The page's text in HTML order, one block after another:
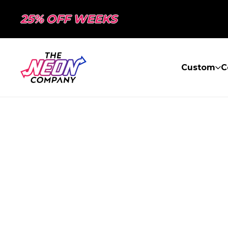
25% OFF WEEKS
Custom